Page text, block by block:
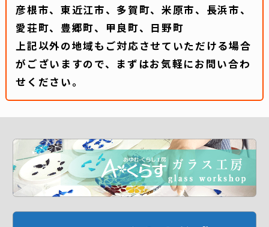
彦根市、東近江市、多賀町、米原市、長浜市、
愛荘町、豊郷町、甲良町、日野町
上記以外の地域もご対応させていただける場合
がございますので、まずはお気軽にお問い合わ
せください。